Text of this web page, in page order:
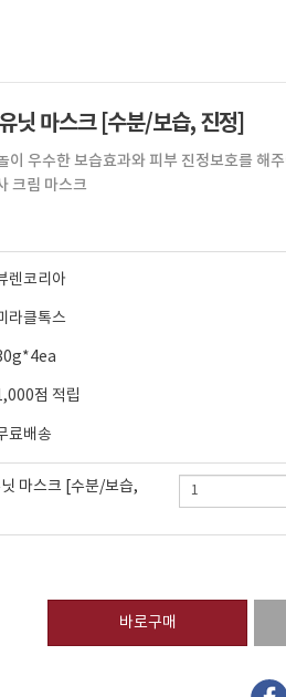
닛 마스크 [수분/보습, 진정]
이 우수한 보습효과와 피부 진정보호를 해
크림 마스크
렌코리아
라클톡스
점 적립
료배송
마스크 [수분/보습,